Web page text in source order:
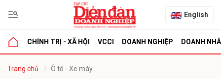
English
CHÍNH TRỊ - XÃ HỘI VCCI DOANH NGHIỆP DOANH
Trang chủ Ô tô - Xe máy
luận